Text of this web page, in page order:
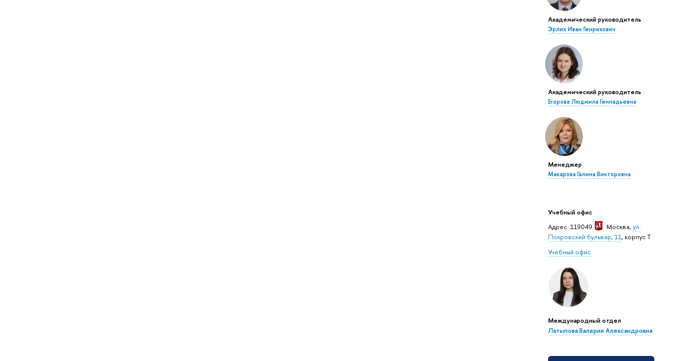
Академический руководитель
Эрлих Иван Генрихович
Академический руководитель
Егорова Людмила Геннадьевна
Менеджер
Макарова Галина Викторовна
Учебный офис
Адрес: 119049
Москва, ул.
Покровский бульвар, 11, корпус Т
Учебный офис
Международный отдел
Латыпова Валерия Александровна